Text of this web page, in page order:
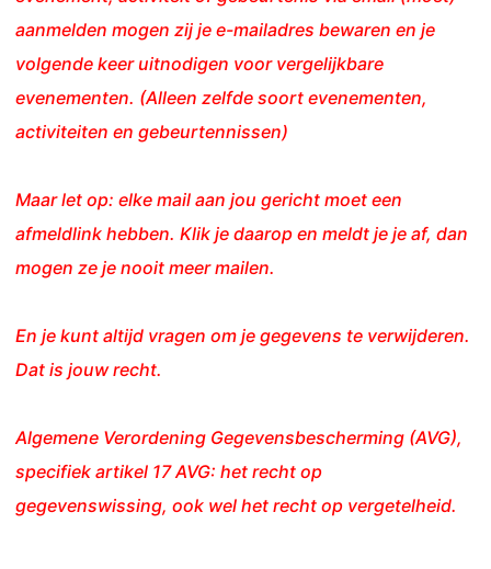
aanmelden mogen zij je e-mailadres bewaren en je
volgende keer uitnodigen voor vergelijkbare
evenementen. (Alleen zelfde soort evenementen,
activiteiten en gebeurtennissen)
Maar let op: elke mail aan jou gericht moet een
afmeldlink hebben. Klik je daarop en meldt je je af, dan
mogen ze je nooit meer mailen.
En je kunt altijd vragen om je gegevens te verwijderen.
Dat is jouw recht.
Algemene Verordening Gegevensbescherming (AVG),
specifiek artikel 17 AVG: het recht op
gegevenswissing, ook wel het recht op vergetelheid.